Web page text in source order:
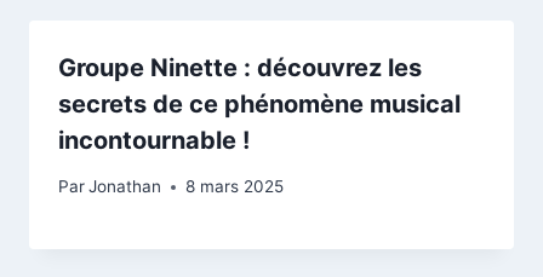
Groupe Ninette : découvrez les
secrets de ce phénomène musical
incontournable !
ParJonathan 8 mars 2025